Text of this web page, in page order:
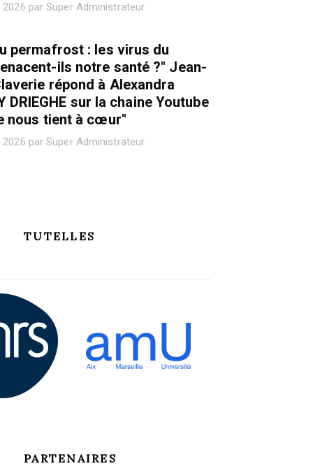
2026 par Super Administrateur
permafrost : les virus du
ils notre santé ?" Jean-
répond à Alexandra
DRIEGHE sur la chaine Youtube
nous tient à cœur"
2026 par Super Administrateur
TUTELLES
PARTENAIRES